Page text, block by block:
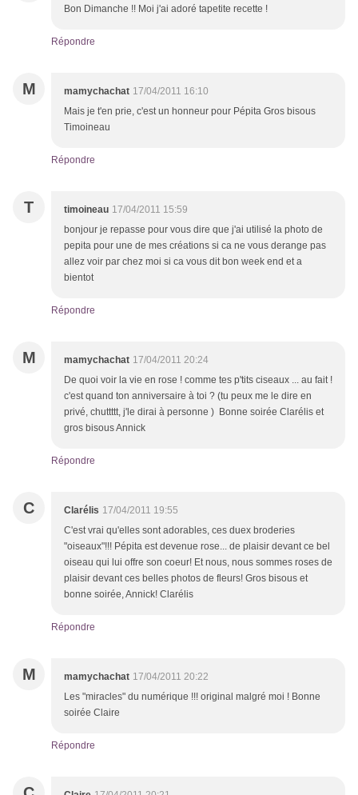
Bon Dimanche !! Moi j'ai adoré tapetite recette !
Répondre
M mamychachat 17/04/2011 16:10
Mais je t'en prie, c'est un honneur pour Pépita Gros bisous
Timoineau
Répondre
T timoineau 17/04/2011 15:59
bonjour je repasse pour vous dire que j'ai utilisé la photo de
pepita pour une de mes créations si ca ne vous derange pas
allez voir par chez moi si ca vous dit bon week end et a
bientot
Répondre
M mamychachat 17/04/2011 20:24
De quoi voir la vie en rose ! comme tes p'tits ciseaux ... au fait !
c'est quand ton anniversaire à toi ? (tu peux me le dire en
privé, chuttttt, j'le dirai à personne ) Bonne soirée Clarélis et
gros bisous Annick
Répondre
C Clarélis 17/04/2011 19:55
C'est vrai qu'elles sont adorables, ces duex broderies
"oiseaux"!!! Pépita est devenue rose... de plaisir devant ce bel
oiseau qui lui offre son coeur! Et nous, nous sommes roses de
plaisir devant ces belles photos de fleurs! Gros bisous et
bonne soirée, Annick! Clarélis
Répondre
M mamychachat 17/04/2011 20:22
Les "miracles" du numérique !!! original malgré moi ! Bonne
soirée Claire
Répondre